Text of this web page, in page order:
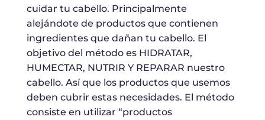
cuidar tu cabello. Principalmente
alejándote de productos que contienen
ingredientes que dañan tu cabello. El
objetivo del método es HIDRATAR,
HUMECTAR, NUTRIR Y REPARAR nuestro
cabello. Así que los productos que usemos
deben cubrir estas necesidades. El método
consiste en utilizar “productos